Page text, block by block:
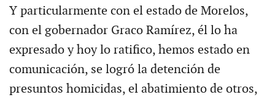
Y particularmente con el estado de Morelos,
con el gobernador Graco Ramírez, él lo ha
expresado y hoy lo ratifico, hemos estado en
comunicación, se logró la detención de
presuntos homicidas, el abatimiento de otros,